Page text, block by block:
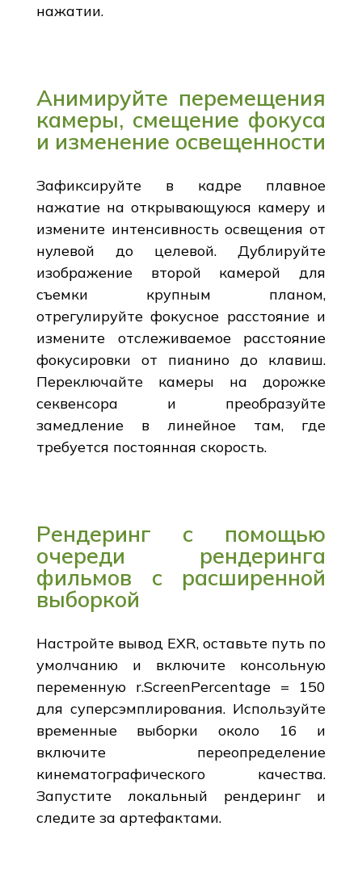
нажатии.
Анимируйте перемещения
камеры, смещение фокуса
и изменение освещенности
Зафиксируйте в кадре плавное
нажатие на открывающуюся камеру и
измените интенсивность освещения от
нулевой до целевой. Дублируйте
изображение второй камерой для
съемки крупным планом,
отрегулируйте фокусное расстояние и
измените отслеживаемое расстояние
фокусировки от пианино до клавиш.
Переключайте камеры на дорожке
секвенсора и преобразуйте
замедление в линейное там, где
требуется постоянная скорость.
Рендеринг с помощью
очереди рендеринга
фильмов с расширенной
выборкой
Настройте вывод EXR, оставьте путь по
умолчанию и включите консольную
переменную r.ScreenPercentage = 150
для суперсэмплирования. Используйте
временные выборки около 16 и
включите переопределение
кинематографического качества.
Запустите локальный рендеринг и
следите за артефактами.